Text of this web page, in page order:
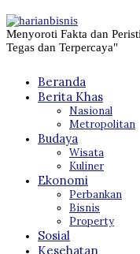
Menyoroti Fakta dan
Tegas dan Terpercaya"
Beranda
Berita Khas
Nasional
Metropolitan
Budaya
Wisata
Kuliner
Ekonomi
Perbankan
Bisnis
Property
Sosial
Kesehatan